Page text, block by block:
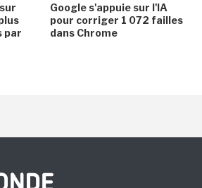
par
Google s'appuie sur l'IA
pour corriger 1 072 failles
dans Chrome